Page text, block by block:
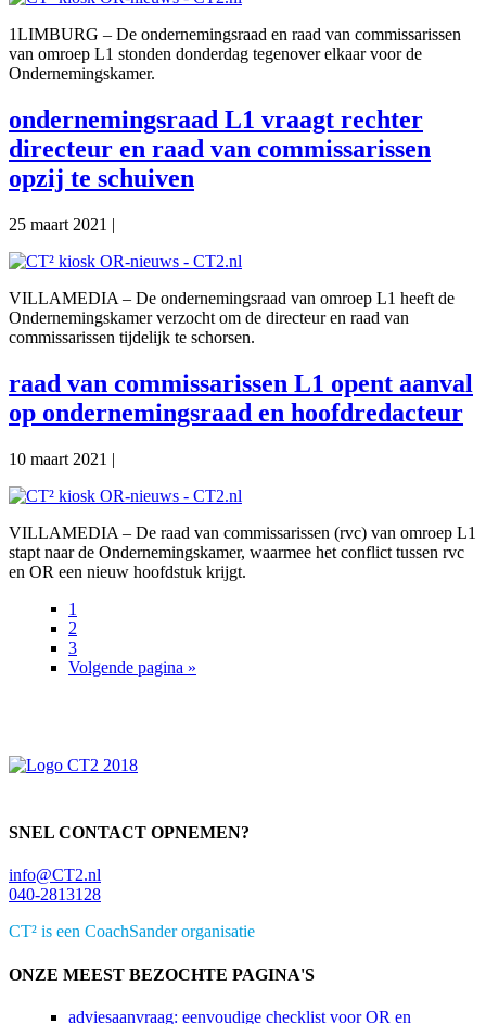
1LIMBURG – De ondernemingsraad en raad van commissarissen
van omroep L1 stonden donderdag tegenover elkaar voor de
Ondernemingskamer.
ondernemingsraad L1 vraagt rechter
directeur en raad van commissarissen
opzij te schuiven
25 maart 2021 |
VILLAMEDIA – De ondernemingsraad van omroep L1 heeft de
Ondernemingskamer verzocht om de directeur en raad van
commissarissen tijdelijk te schorsen.
raad van commissarissen L1 opent aanval
op ondernemingsraad en hoofdredacteur
10 maart 2021 |
VILLAMEDIA – De raad van commissarissen (rvc) van omroep L1
stapt naar de Ondernemingskamer, waarmee het conflict tussen rvc
en OR een nieuw hoofdstuk krijgt.
Pagina
1
Pagina
2
Pagina
3
Ga
Volgende pagina »
SNEL CONTACT OPNEMEN?
info@CT2.nl
040-2813128
CT² is een CoachSander organisatie
ONZE MEEST BEZOCHTE PAGINA'S
adviesaanvraag: eenvoudige checklist voor OR en